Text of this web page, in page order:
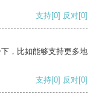
支持[0] 反对[0]
，比如能够支持更多地
支持[0] 反对[0]